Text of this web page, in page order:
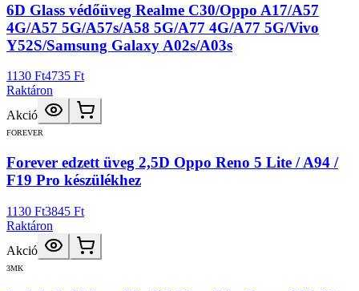
6D Glass védőüveg Realme C30/Oppo A17/A57
4G/A57 5G/A57s/A58 5G/A77 4G/A77 5G/Vivo
Y52S/Samsung Galaxy A02s/A03s
1130 Ft4735 Ft
Raktáron
Akció
FOREVER
Forever edzett üveg 2,5D Oppo Reno 5 Lite / A94 /
F19 Pro készülékhez
1130 Ft3845 Ft
Raktáron
Akció
3MK